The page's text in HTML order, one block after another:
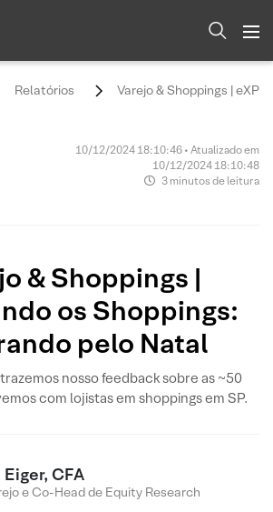
Relatórios Varejo & Shoppings |
10/12/2024 18:10:46 • Atualizado em
10/12/2024 18:10:48
3 minutos de leitura
& Shoppings |
os Shoppings:
pelo Natal
nosso feedback sobre as ~50
com lojistas em shoppings em SP.
CFA
e Co-Head de Equity Research